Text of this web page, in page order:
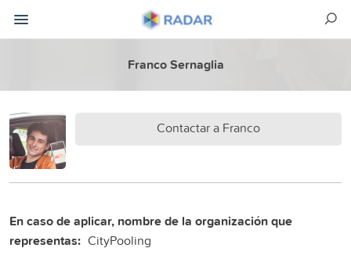
Franco Sernaglia
Contactar a Franco
En caso de aplicar, nombre de la organización que
representas: CityPooling